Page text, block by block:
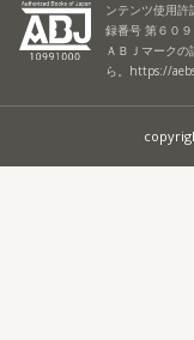
ンテンツ使用
録番号 第６０９
ＡＢＪマーク
ら。 https://